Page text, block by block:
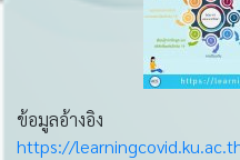
ข้อมูลอ้างอิง
https://